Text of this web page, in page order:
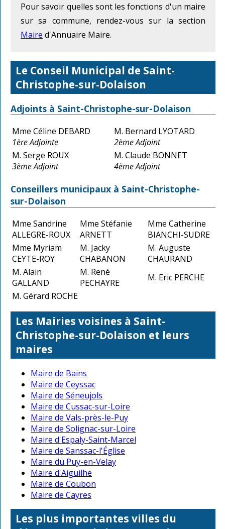
Pour savoir quelles sont les fonctions d'un maire
sur sa commune, rendez-vous sur la section
Maire d'Annuaire Maire.
Le Conseil Municipal de Saint-
Christophe-sur-Dolaison
Adjoints à Saint-Christophe-sur-Dolaison
Mme Céline DEBARD
1ère Adjointe
M. Bernard LYOTARD
2ème Adjoint
M. Serge ROUX
3ème Adjoint
M. Claude BONNET
4ème Adjoint
Conseillers municipaux à Saint-Christophe-
sur-Dolaison
Mme Sandrine
ALLEGRE-ROUX
Mme Stéfanie
ARNETT
Mme Catherine
BIANCHI-SUDRE
Mme Myriam
CEYTE-ROY
M. Jacky
CHABANON
M. Auguste
CHAURAND
M. Alain
GALLAND
M. René
PECHAYRE
M. Eric PERCHE
M. Gérard ROCHE
Les Mairies voisines à Saint-
Christophe-sur-Dolaison et leurs
maires
Maire de Bains
Maire de Ceyssac
Maire de Séneujols
Maire de Cussac-sur-Loire
Maire de Vals-près-le-Puy
Maire de Solignac-sur-Loire
Maire d'Espaly-Saint-Marcel
Maire de Sanssac-l'Église
Maire du Puy-en-Velay
Maire d'Aiguilhe
Maire de Coubon
Maire de Cayres
Les plus importantes villes du